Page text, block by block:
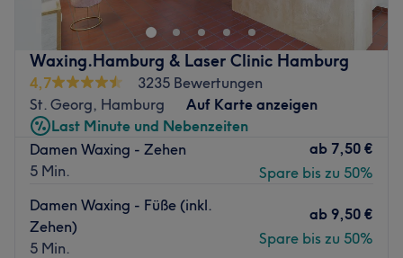
Waxing.Hamburg & Laser Clinic Hamburg
4,7
3235 Bewertungen
St. Georg, Hamburg
Auf Karte anzeigen
Last Minute und Nebenzeiten
Damen Waxing - Zehen
5 Min.
ab 7,50 €
Spare bis zu 50%
Damen Waxing - Füße (inkl.
Zehen)
5 Min.
ab 9,50 €
Spare bis zu 50%